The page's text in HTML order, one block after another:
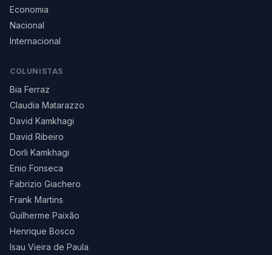
Economia
Nacional
Internacional
COLUNISTAS
Bia Ferraz
Claudia Matarazzo
David Kamkhagi
David Ribeiro
Dorli Kamkhagi
Enio Fonseca
Fabrizio Giachero
Frank Martins
Guilherme Paixão
Henrique Bosco
Isau Vieira de Paula